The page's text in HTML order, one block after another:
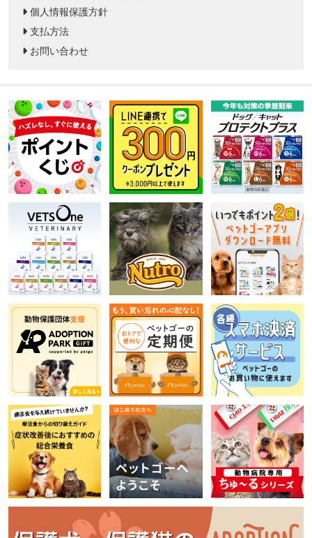
個人情報保護方針
支払方法
お問い合わせ